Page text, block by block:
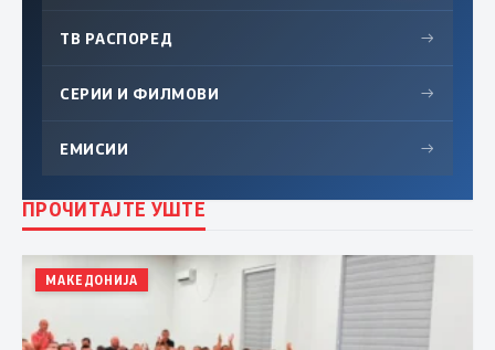
ТВ РАСПОРЕД →
СЕРИИ И ФИЛМОВИ →
ЕМИСИИ →
ПРОЧИТАЈТЕ УШТЕ
МАКЕДОНИЈА